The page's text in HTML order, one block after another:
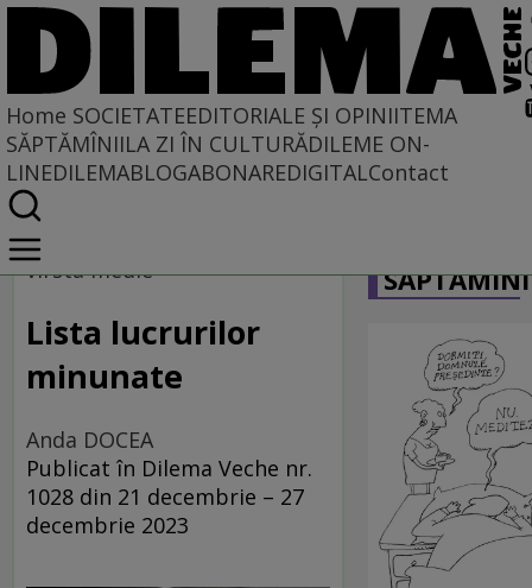
Home SOCIETATEEDITORIALE ȘI OPINIITEMA
SĂPTĂMÎNIILA ZI ÎN CULTURĂDILEME ON-
LINEDILEMABLOGABONAREDIGITALContact
Home
Societate
vîrsta medie
Lista lucrurilor
minunate
Anda DOCEA
Publicat în Dilema Veche nr.
1028 din 21 decembrie – 27
decembrie 2023